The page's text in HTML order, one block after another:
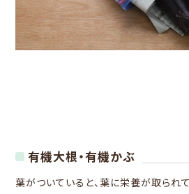
有機大根・有機かぶ
葉がついていると、葉に栄養が取られ